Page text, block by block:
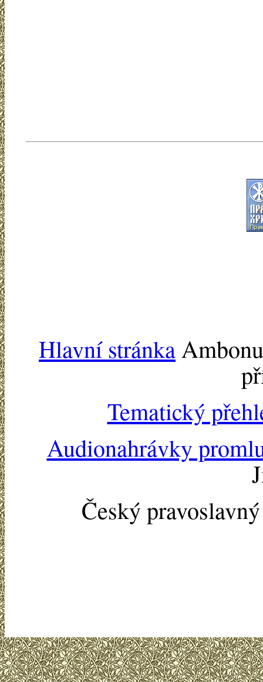
Hlavní stránka
Tematický
Audionahrávky
Český